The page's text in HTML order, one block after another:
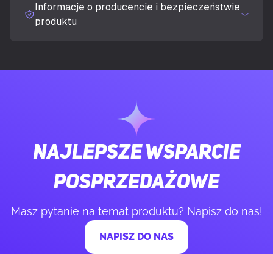
Typ kamery HD
Typ prywatności Przykrywka
KONSTRUKCJA
Informacje o producencie i bezpieczeństwie
produktu
Najlepsze wsparcie
posprzedażowe
Masz pytanie na temat produktu? Napisz do nas!
NAPISZ DO NAS